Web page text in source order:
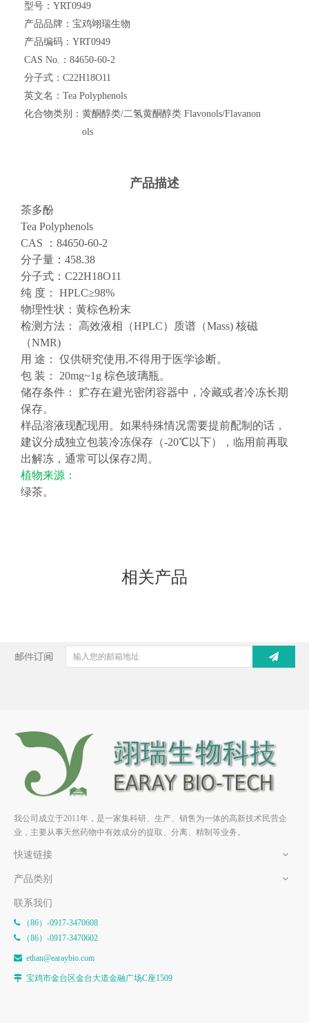
型号： YRT0949
产品品牌： 宝鸡翊瑞生物
产品编码： YRT0949
CAS No.： 84650-60-2
分子式： C22H18O11
英文名： Tea Polyphenols
化合物类别： 黄酮醇类/二氢黄酮醇类 Flavonols/Flavanon
ols
产品描述
茶多酚
Tea Polyphenols
CAS ：84650-60-2
分子量： 458.38
分子式： C22H18O11
纯 度： HPLC≥98%
物理性状： 黄棕色粉末
检测方法：
高效液相（HPLC）质谱（Mass) 核磁
（NMR)
用 途： 仅供研究使用,不得用于医学诊断。
包 装： 20mg~1g 棕色玻璃瓶。
储存条件：
贮存在避光密闭容器中，冷藏或者冷冻长期
保存。
样品溶液现配现用。如果特殊情况需要提前配制的话，
建议分成独立包装冷冻保存（-20℃以下），临用前再取
出解冻，通常可以保存2周。
植物来源 ：
绿茶。
相关产品
茶氨酸 L-Theanine 3081-61-6
天然产物 对照品 标准品
(EGCG) 989-51-5 天然产物 对
照品 标准品
我公司成立于2011年，是一家集科研、生产、销售为一体的高新技术民营企
业，主要从事天然药物中有效成分的提取、分离、精制等业务。
快速链接
产品类别
联系我们
（86）-0917-3470608
（86）-0917-3470602
 ethan@earaybio.com
 宝鸡市金台区金台大道金融广场C座1509